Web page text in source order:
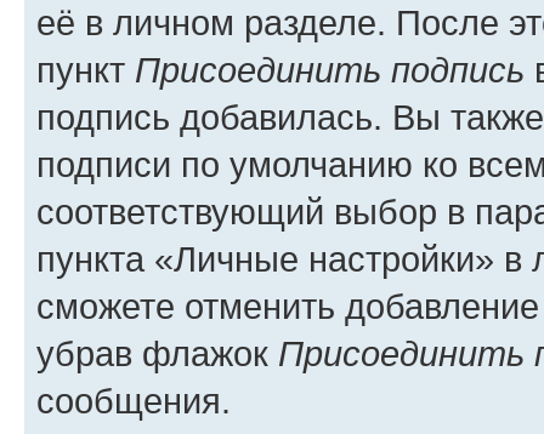
её в личном разделе. После
пункт Присоединить подпись
подпись добавилась. Вы
подписи по умолчанию ко
соответствующий выбор в
пункта «Личные настройки»
сможете отменить
убрав флажок Присоединить
сообщения.